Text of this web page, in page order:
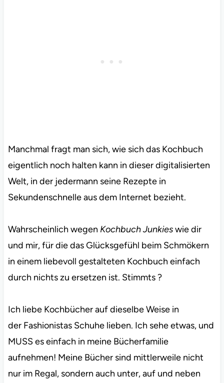
Manchmal fragt man sich, wie sich das Kochbuch
eigentlich noch halten kann in dieser digitalisierten
Welt, in der jedermann seine Rezepte in
Sekundenschnelle aus dem Internet bezieht.
Wahrscheinlich wegen Kochbuch Junkieswie dir
und mir, für die das Glücksgefühl beim Schmökern
in einem liebevoll gestalteten Kochbuch einfach
durch nichts zu ersetzen ist. Stimmts ?
Ich liebe Kochbücher auf dieselbe Weise in
der Fashionistas Schuhe lieben. Ich sehe etwas, und
MUSS es einfach in meine Bücherfamilie
aufnehmen! Meine Bücher sind mittlerweile nicht
nur im Regal, sondern auch unter, auf und neben